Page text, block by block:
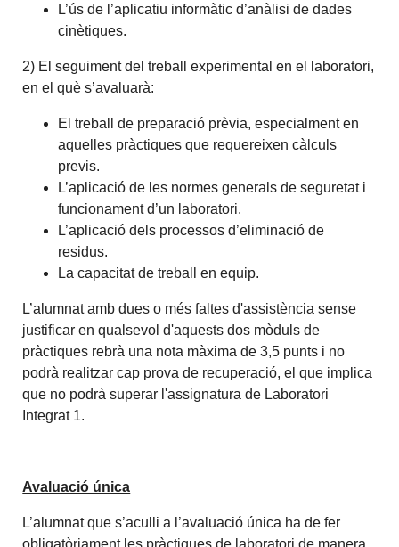
L’ús de l’aplicatiu informàtic d’anàlisi de dades
cinètiques.
2) El seguiment del treball experimental en el laboratori,
en el què s’avaluarà:
El treball de preparació prèvia, especialment en
aquelles pràctiques que requereixen càlculs
previs.
L’aplicació de les normes generals de seguretat i
funcionament d’un laboratori.
L’aplicació dels processos d’eliminació de
residus.
La capacitat de treball en equip.
L’alumnat amb dues o més faltes d'assistència sense
justificar en qualsevol d'aquests dos mòduls de
pràctiques rebrà una nota màxima de 3,5 punts i no
podrà realitzar cap prova de recuperació, el que implica
que no podrà superar l'assignatura de Laboratori
Integrat 1.
Avaluació única
L’alumnat que s’aculli a l’avaluació única ha de fer
obligatòriament les pràctiques de laboratori de manera